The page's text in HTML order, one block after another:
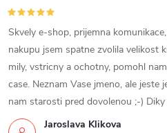
Jaroslava Klikova
Skvely e-shop, prijemna
nakupu jsem spatne zvolila velikost
mily, vstricny a ochotny, pomohl
case. Neznam Vase jmeno, ale
nam starosti pred dovolenou ;-) Diky